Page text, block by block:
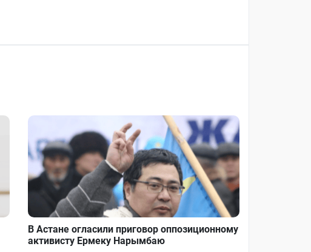
В Астане огласили приговор оппозиционному
активисту Ермеку Нарымбаю